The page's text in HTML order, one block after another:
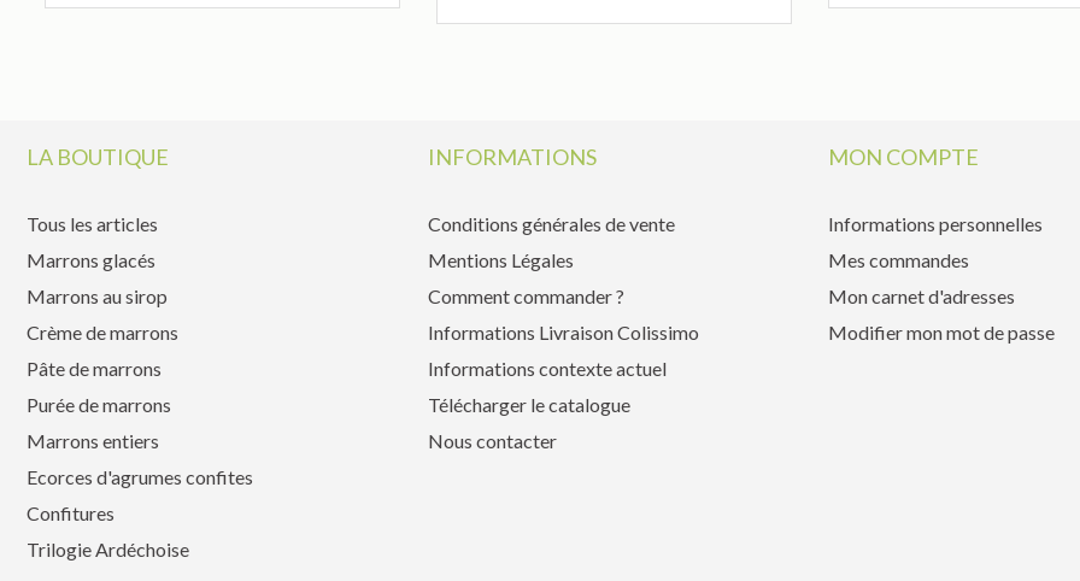
LA BOUTIQUE
Tous les articles
Marrons glacés
Marrons au sirop
Crème de marrons
Pâte de marrons
Purée de marrons
Marrons entiers
Ecorces d'agrumes confites
Confitures
Trilogie Ardéchoise
INFORMATIONS
Conditions générales de vente
Mentions Légales
Comment commander ?
Informations Livraison Colissimo
Informations contexte actuel
Télécharger le catalogue
Nous contacter
MON COMPTE
Informations personnelles
Mes commandes
Mon carnet d'adresses
Modifier mon mot de passe